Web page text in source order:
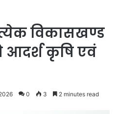
विकासखण्ड
आदर्श कृषि एवं
0 3 2 minutes read